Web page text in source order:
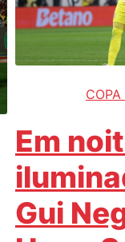
Em
Gui